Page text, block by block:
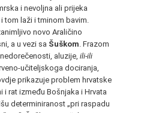
i nevoljna ali prijeka
tom laži i tminom bavim.
novo Araličino
a u vezi sa Šuškom . Frazom
aluzije, ili-ili
učiteljskoga dociranja,
prikazuje problem hrvatske
i rat između Bošnjaka i Hrvata
determiniranost „pri raspadu